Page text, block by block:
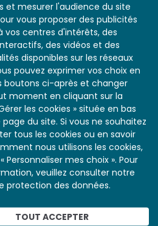
et mesurer l'audience du site
vous proposer des publicités
vos centres d'intérêts, des
des vidéos et des
disponibles sur les réseaux
pouvez exprimer vos choix en
boutons ci-après et changer
moment en cliquant sur la
les cookies » située en bas
du site. Si vous ne souhaitez
tous les cookies ou en savoir
nous utilisons les cookies,
Personnaliser mes choix ». Pour
veuillez consulter notre
protection des données.
TOUT ACCEPTER
(10 août 1792)
Convention nationale
martyr sans-culottes
OZOUF,Dictionnaire critique
Paris, Flammarion, 1988, rééd.